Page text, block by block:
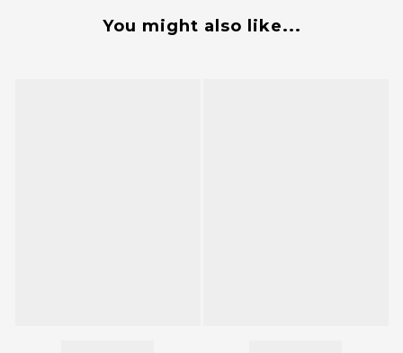
You might also like...